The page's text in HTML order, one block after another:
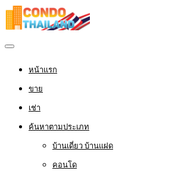
หน้าแรก
ขาย
เช่า
ค้นหาตามประเภท
บ้านเดี่ยว บ้านแฝด
คอนโด